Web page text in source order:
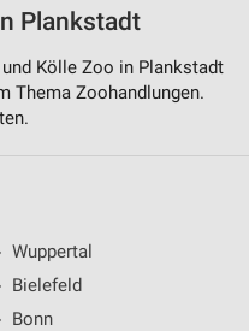
Plankstadt
Kölle Zoo in Plankstadt
Thema Zoohandlungen.
Wuppertal
Bielefeld
Bonn